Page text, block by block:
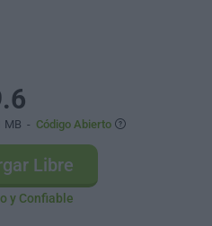
MB - Código Abierto
Libre
y Confiable